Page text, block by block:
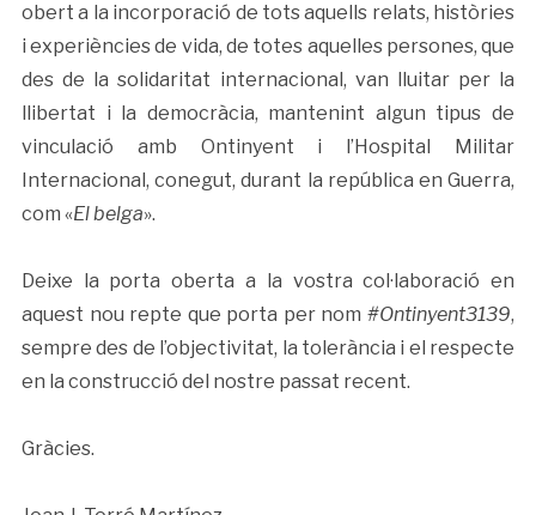
obert a la incorporació de tots aquells relats, històries
i experiències de vida, de totes aquelles persones, que
des de la solidaritat internacional, van lluitar per la
llibertat i la democràcia, mantenint algun tipus de
vinculació amb Ontinyent i l’Hospital Militar
Internacional, conegut, durant la república en Guerra,
com «El belga».
Deixe la porta oberta a la vostra col·laboració en
aquest nou repte que porta per nom#Ontinyent3139,
sempre des de l’objectivitat, la tolerància i el respecte
en la construcció del nostre passat recent.
Gràcies.